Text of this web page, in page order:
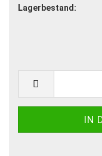
Lagerbestand: